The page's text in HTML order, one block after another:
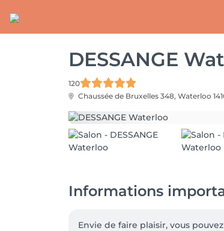
DESSANGE
120
Chaussée de Bruxelles 348, Waterloo
Informations
Envie de faire plaisir, vous